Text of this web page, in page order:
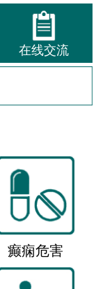
在线交流
癫痫危害